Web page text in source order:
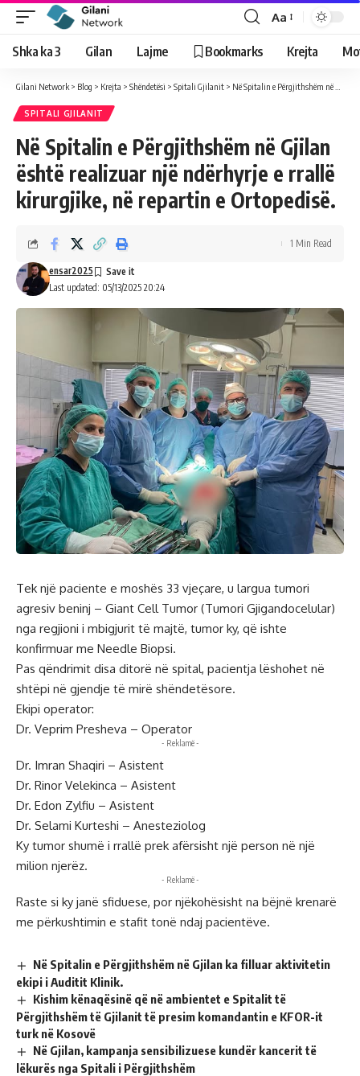
Aa
Shka ka 3 Gilan Lajme Bookmarks Krejta
Gilani Network > Blog > Krejta > Shëndetësi > Spitali Gjilanit > Në Spitalin e Përgjithshëm në Gjilan është realizuar një ndërhyrje e rrallë kirurgjike, në repartin e Ortopedisë.
SPITALI GJILANIT
Në Spitalin e Përgjithshëm në Gjilan
është realizuar një ndërhyrje e rrallë
kirurgjike, në repartin e Ortopedisë.
Last updated: 05/13/2025 20:24
ensar2025
1 Min Read
Tek një paciente e moshës 33 vjeçare, u largua tumori
agresiv beninj – Giant Cell Tumor (Tumori Gjigandocelular)
nga regjioni i mbigjurit të majtë, tumor ky, që ishte
konfirmuar me Needle Biopsi.
Pas qëndrimit disa ditorë në spital, pacientja lëshohet në
shtëpi në gjendje të mirë shëndetësore.
Ekipi operator:
Dr. Veprim Presheva – Operator
- Reklamë -
Dr. Imran Shaqiri – Asistent
Dr. Rinor Velekinca – Asistent
Dr. Edon Zylfiu – Asistent
Dr. Selami Kurteshi – Anesteziolog
Ky tumor shumë i rrallë prek afërsisht një person në një
milion njerëz.
- Reklamë -
Raste si ky janë sfiduese, por njëkohësisht na bëjnë krenarë
me përkushtimin e stafit tonë ndaj pacientëve.
Në Spitalin e Përgjithshëm në Gjilan ka filluar aktivitetin
ekipi i Auditit Klinik.
Kishim kënaqësinë që në ambientet e Spitalit të
Përgjithshëm të Gjilanit të presim komandantin e KFOR-it
turk në Kosovë
Në Gjilan, kampanja sensibilizuese kundër kancerit të
lëkurës nga Spitali i Përgjithshëm